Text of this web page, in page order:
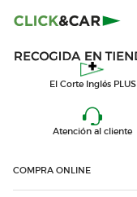
El Corte Inglés PLUS
Atención al cliente
COMPRA ONLINE